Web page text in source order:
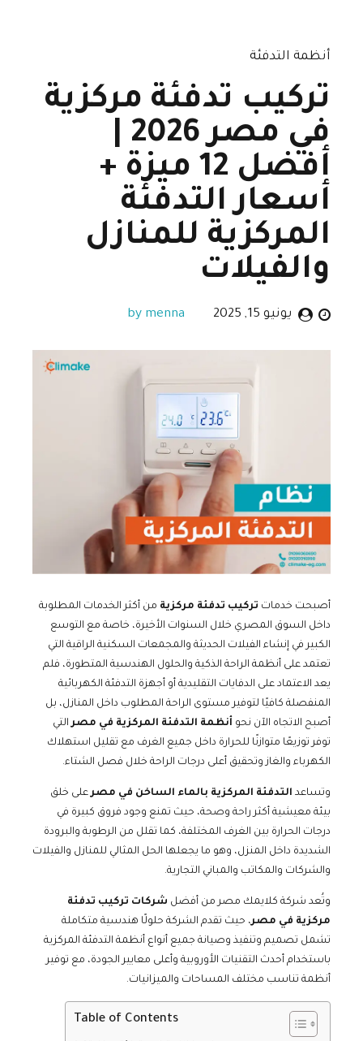
أنظمة التدفئة
تركيب تدفئة مركزية
أفضل 12 ميزة +
أسعار التدفئة
المركزية للمنازل
والفيلات
يونيو 15, 2025 by menna
أصبحت خدمات تركيب تدفئة مركزية من أكثر الخدمات المطلوبة
داخل السوق المصري خلال السنوات الأخيرة، خاصة مع التوسع
الكبير في إنشاء الفيلات الحديثة والمجمعات السكنية الراقية التي
تعتمد على أنظمة الراحة الذكية والحلول الهندسية المتطورة، فلم
يعد الاعتماد على الدفايات التقليدية أو أجهزة التدفئة الكهربائية
المنفصلة كافيًا لتوفير مستوى الراحة المطلوب داخل المنازل، بل
أصبح الاتجاه الآن نحو أنظمة التدفئة المركزية في مصرالتي
توفر توزيعًا متوازنًا للحرارة داخل جميع الغرف مع تقليل استهلاك
الكهرباء والغاز وتحقيق أعلى درجات الراحة خلال فصل الشتاء.
وتساعد التدفئة المركزية بالماء الساخن في مصرعلى خلق
بيئة معيشية أكثر راحة وصحة، حيث تمنع وجود فروق كبيرة في
درجات الحرارة بين الغرف المختلفة، كما تقلل من الرطوبة والبرودة
الشديدة داخل المنزل، وهو ما يجعلها الحل المثالي للمنازل والفيلات
والشركات والمكاتب والمباني التجارية.
وتُعد شركة كلايمك مصر من أفضل شركات تركيب تدفئة
مركزية في مصر، حيث تقدم الشركة حلولًا هندسية متكاملة
تشمل تصميم وتنفيذ وصيانة جميع أنواع أنظمة التدفئة المركزية
باستخدام أحدث التقنيات الأوروبية وأعلى معايير الجودة، مع توفير
أنظمة تناسب مختلف المساحات والميزانيات.
Table of Contents